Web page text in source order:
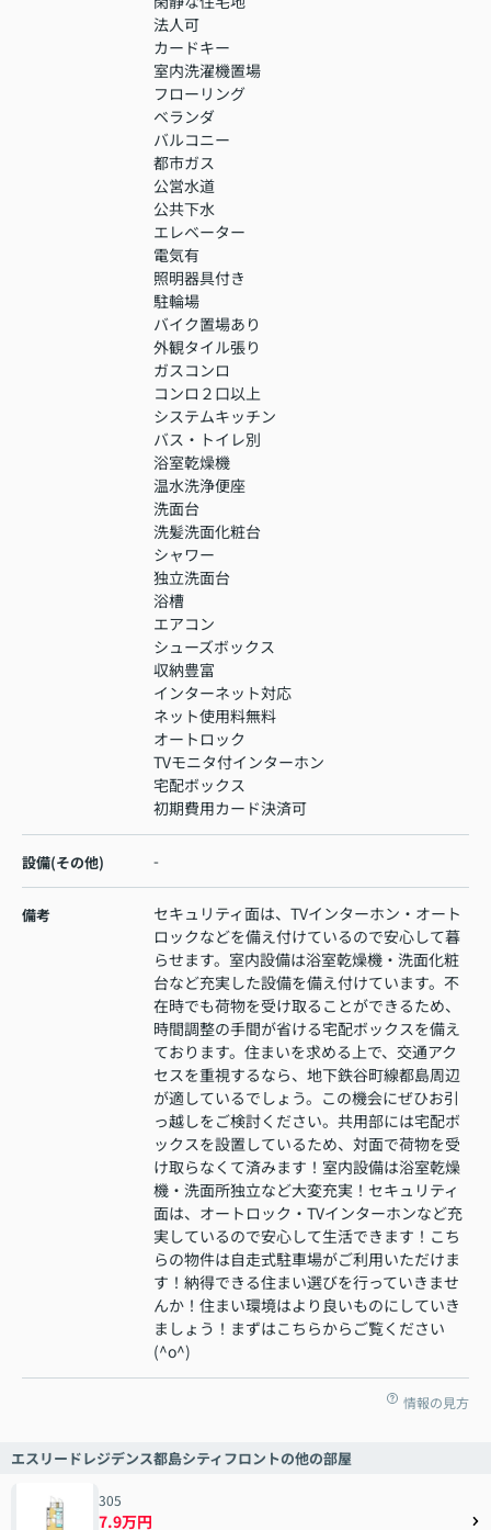
法人可
カードキー
室内洗濯機置場
フローリング
ベランダ
バルコニー
都市ガス
公営水道
公共下水
エレベーター
電気有
照明器具付き
駐輪場
バイク置場あり
外観タイル張り
ガスコンロ
コンロ２口以上
システムキッチン
バス・トイレ別
浴室乾燥機
温水洗浄便座
洗面台
洗髪洗面化粧台
シャワー
独立洗面台
浴槽
エアコン
シューズボックス
収納豊富
インターネット対応
ネット使用料無料
オートロック
TVモニタ付インターホン
宅配ボックス
初期費用カード決済可
設備(その他) -
備考
セキュリティ面は、TVインターホン・オート
ロックなどを備え付けているので安心して暮
らせます。室内設備は浴室乾燥機・洗面化粧
台など充実した設備を備え付けています。不
在時でも荷物を受け取ることができるため、
時間調整の手間が省ける宅配ボックスを備え
ております。住まいを求める上で、交通アク
セスを重視するなら、地下鉄谷町線都島周辺
が適しているでしょう。この機会にぜひお引
っ越しをご検討ください。共用部には宅配ボ
ックスを設置しているため、対面で荷物を受
け取らなくて済みます！室内設備は浴室乾燥
機・洗面所独立など大変充実！セキュリティ
面は、オートロック・TVインターホンなど充
実しているので安心して生活できます！こち
らの物件は自走式駐車場がご利用いただけま
す！納得できる住まい選びを行っていきませ
んか！住まい環境はより良いものにしていき
ましょう！まずはこちらからご覧ください
(^o^)
情報の見方
エスリードレジデンス都島シティフロントの他の部屋
305
7.9万円